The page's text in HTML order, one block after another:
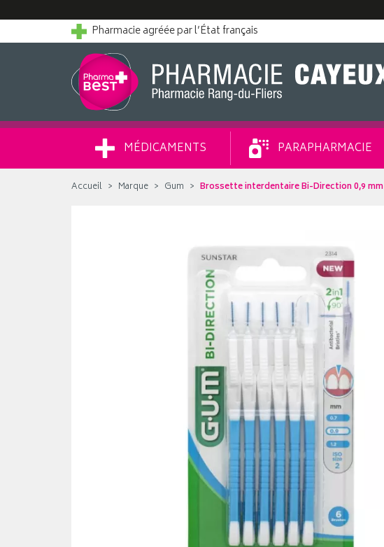
Pharmacie agréée par l’État français
MÉDICAMENTS PARAPHARMACIE
Accueil Marque Gum Brossette interdentaire Bi-Direction 0,9 mm